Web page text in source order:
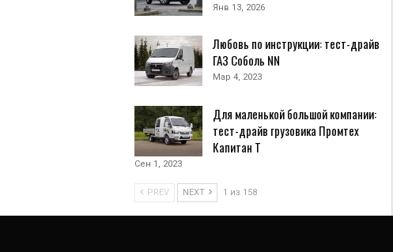
Янв 13, 2026
Любовь по инструкции: тест-драйв
ГАЗ Соболь NN
Мар 4, 2023
Для маленькой большой компании:
тест-драйв грузовика Промтех
Капитан Т
Сен 1, 2023
PREV NEXT 1 из 158